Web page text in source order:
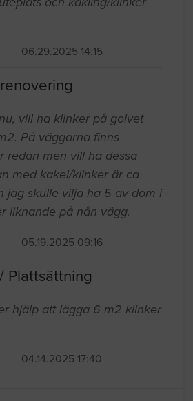
06.29.2025 14:15
vill ha klinker på golvet
På väggarna finns
redan men vill ha dessa
med kakel/klinker är ca
jag skulle vilja ha 5 av dom i
liknande på nån vägg.
05.19.2025 09:16
Plattsättning
hjälp att lägga 6 m2 klinker
04.14.2025 17:40